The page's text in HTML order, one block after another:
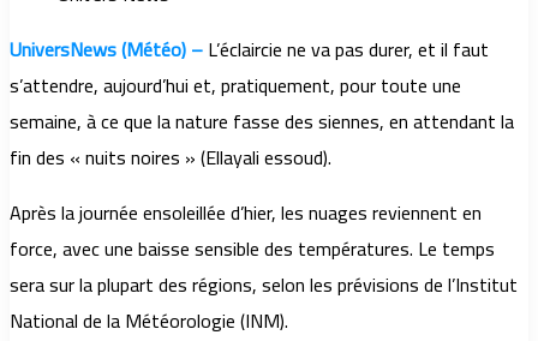
UniversNews (Météo) –L’éclaircie ne va pas durer, et il faut
s’attendre, aujourd’hui et, pratiquement, pour toute une
semaine, à ce que la nature fasse des siennes, en attendant la
fin des « nuits noires » (Ellayali essoud).
Après la journée ensoleillée d’hier, les nuages reviennent en
force, avec une baisse sensible des températures. Le temps
sera sur la plupart des régions, selon les prévisions de l’Institut
National de la Météorologie (INM).